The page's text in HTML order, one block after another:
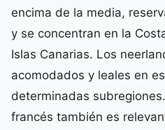
encima de la media,
y se concentran en la
Islas Canarias. Los
acomodados y leales en
determinadas
francés también es